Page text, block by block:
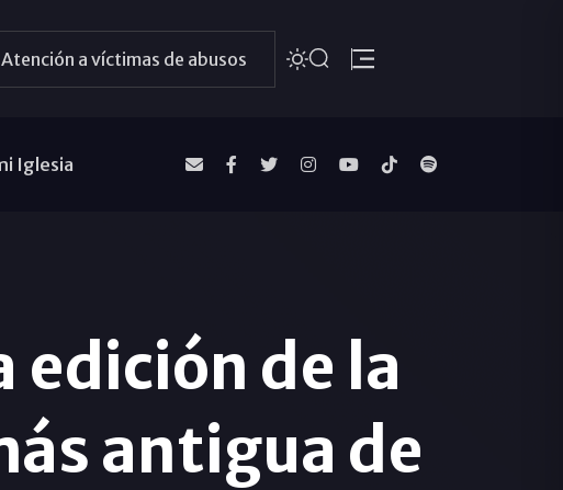
Atención a víctimas de abusos
Iglesia
edición de la
antigua de